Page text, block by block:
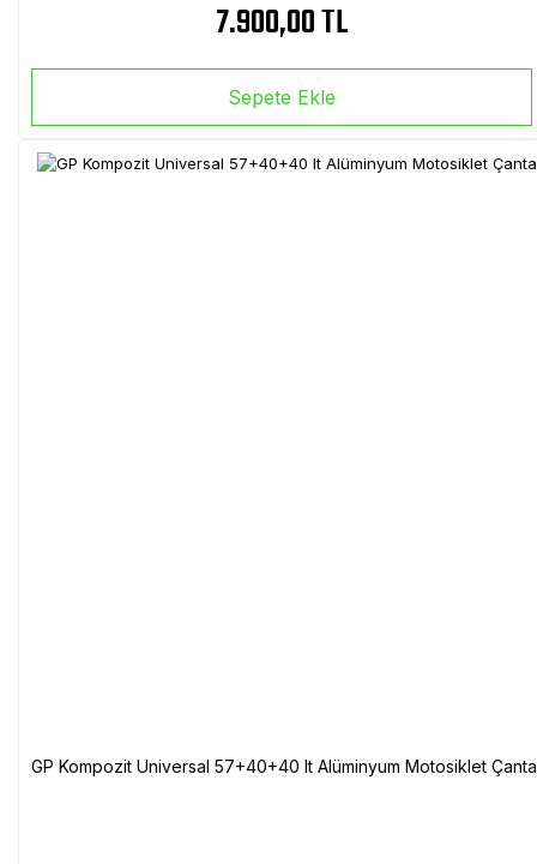
7.900,00 TL
Sepete Ekle
GP Kompozit Universal 57+40+40 lt Alüminyum Motosiklet